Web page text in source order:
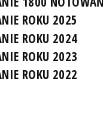
ROKU 2025
ROKU 2024
ROKU 2023
ROKU 2022